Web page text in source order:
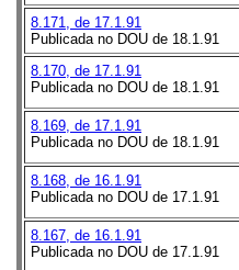
8.171, de 17.1.91
Publicada no DOU de 18.1.91
8.170, de 17.1.91
Publicada no DOU de 18.1.91
8.169, de 17.1.91
Publicada no DOU de 18.1.91
8.168, de 16.1.91
Publicada no DOU de 17.1.91
8.167, de 16.1.91
Publicada no DOU de 17.1.91